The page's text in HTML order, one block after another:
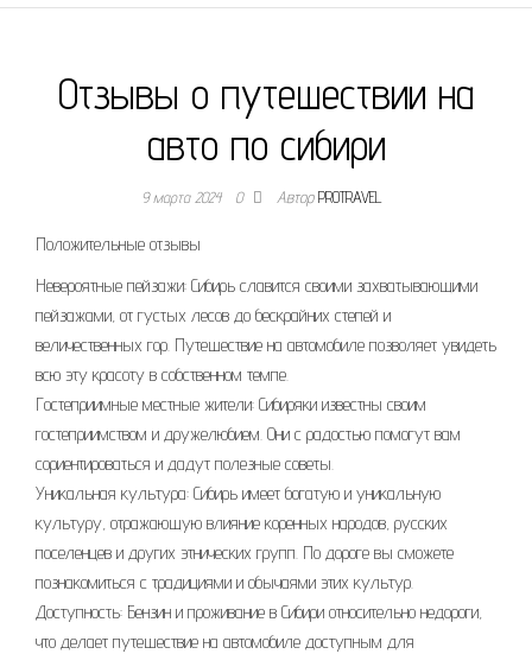
Отзывы о путешествии на
авто по сибири
9 марта 2024 0 АвторPROTRAVEL
Положительные отзывы
Невероятные пейзажи: Сибирь славится своими захватывающими
пейзажами, от густых лесов до бескрайних степей и
величественных гор. Путешествие на автомобиле позволяет увидеть
всю эту красоту в собственном темпе.
Гостеприимные местные жители: Сибиряки известны своим
гостеприимством и дружелюбием. Они с радостью помогут вам
сориентироваться и дадут полезные советы.
Уникальная культура: Сибирь имеет богатую и уникальную
культуру, отражающую влияние коренных народов, русских
поселенцев и других этнических групп. По дороге вы сможете
познакомиться с традициями и обычаями этих культур.
Доступность: Бензин и проживание в Сибири относительно недороги,
что делает путешествие на автомобиле доступным для